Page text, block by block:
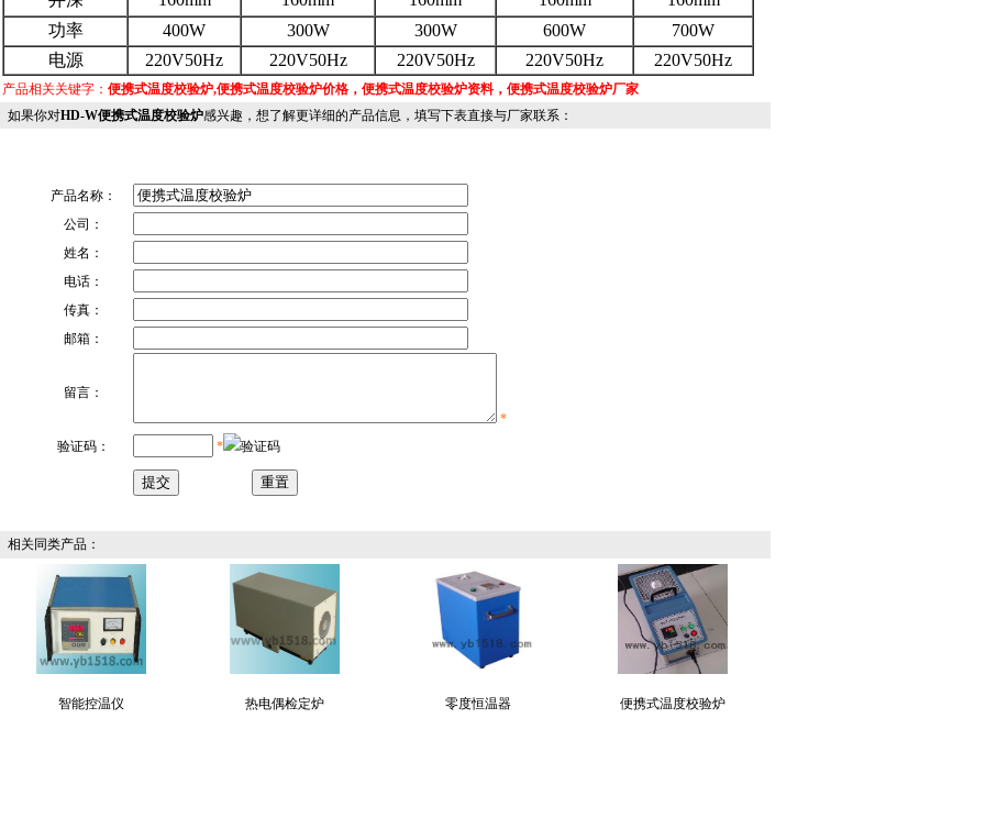
功率
400W 300W 300W 600W
700W
电源
220V50Hz 220V50Hz 220V50Hz 220V50Hz 220V50Hz
产品相关关键字： 便携式温度校验炉,便携式温度校验炉价格，便携式温度校验炉资料，便携式温度校验炉厂家
如果你对HD-W便携式温度校验炉感兴趣，想了解更详细的产品信息，填写下表直接与厂家联系：
产品名称：
公司：
姓名：
电话：
传真：
邮箱：
留言：
*
验证码：
*
相关同类产品：
智能控温仪 热电偶检定炉 零度恒温器 便携式温度校验炉